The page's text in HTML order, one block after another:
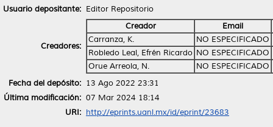
Usuario depositante: Editor Repositorio
Creadores:
Creador
Email
Carranza, K.
NO ESPECIFICADO
Robledo Leal, Efrén Ricardo NO ESPECIFICADO
Orue Arreola, N.
NO ESPECIFICADO
Fecha del depósito: 13 Ago 2022 23:31
Última modificación: 07 Mar 2024 18:14
URI: http://eprints.uanl.mx/id/eprint/23683